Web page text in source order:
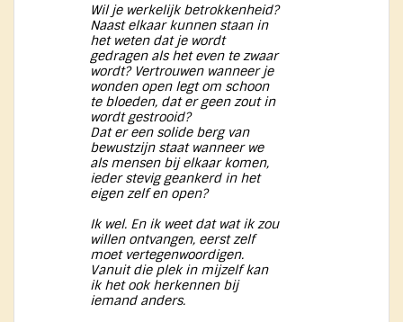
Wil je werkelijk betrokkenheid?
Naast elkaar kunnen staan in
het weten dat je wordt
gedragen als het even te zwaar
wordt? Vertrouwen wanneer je
wonden open legt om schoon
te bloeden, dat er geen zout in
wordt gestrooid?
Dat er een solide berg van
bewustzijn staat wanneer we
als mensen bij elkaar komen,
ieder stevig geankerd in het
eigen zelf en open?
Ik wel. En ik weet dat wat ik zou
willen ontvangen, eerst zelf
moet vertegenwoordigen.
Vanuit die plek in mijzelf kan
ik het ook herkennen bij
iemand anders.